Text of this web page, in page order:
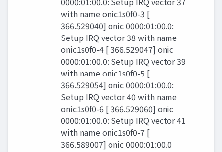
with name onic1s0f0-3 [
366.529040] onic 0000:01:00.0:
Setup IRQ vector 38 with name
onic1s0f0-4 [ 366.529047] onic
0000:01:00.0: Setup IRQ vector 39
with name onic1s0f0-5 [
366.529054] onic 0000:01:00.0:
Setup IRQ vector 40 with name
onic1s0f0-6 [ 366.529060] onic
0000:01:00.0: Setup IRQ vector 41
with name onic1s0f0-7 [
366.589007] onic 0000:01:00.0